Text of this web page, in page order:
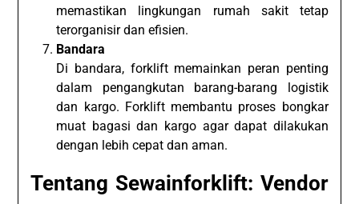
memastikan lingkungan rumah sakit tetap
terorganisir dan efisien.
Bandara
Di bandara, forklift memainkan peran penting
dalam pengangkutan barang-barang logistik
dan kargo. Forklift membantu proses bongkar
muat bagasi dan kargo agar dapat dilakukan
dengan lebih cepat dan aman.
Tentang Sewainforklift: Vendor